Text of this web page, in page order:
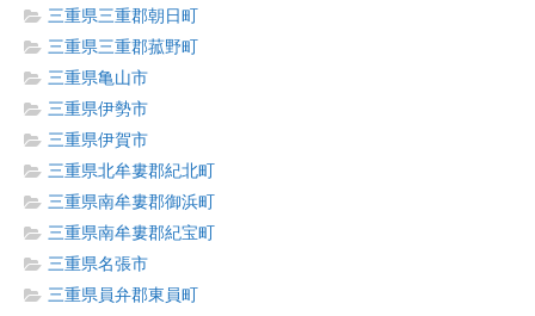
三重県三重郡朝日町
三重県三重郡菰野町
三重県亀山市
三重県伊勢市
三重県伊賀市
三重県北牟婁郡紀北町
三重県南牟婁郡御浜町
三重県南牟婁郡紀宝町
三重県名張市
三重県員弁郡東員町